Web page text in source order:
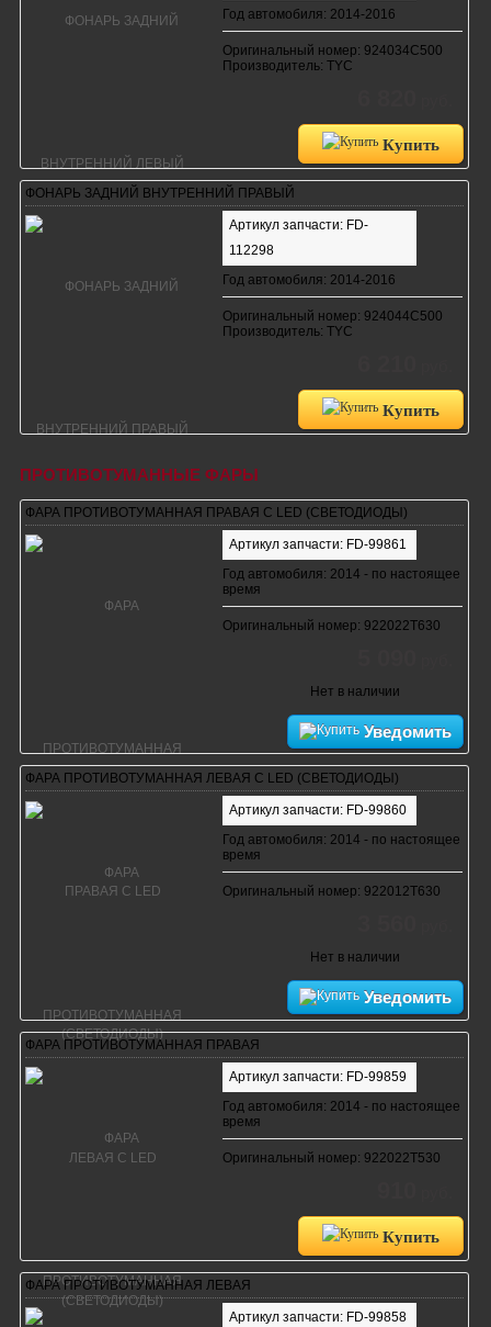
Год автомобиля: 2014-2016
Оригинальный номер: 924034C500
Производитель: TYC
Купить
ФОНАРЬ ЗАДНИЙ ВНУТРЕННИЙ ПРАВЫЙ
Артикул запчасти: FD-
112298
Год автомобиля: 2014-2016
Оригинальный номер: 924044C500
Производитель: TYC
Купить
ПРОТИВОТУМАННЫЕ ФАРЫ
ФАРА ПРОТИВОТУМАННАЯ ПРАВАЯ С LED (СВЕТОДИОДЫ)
Артикул запчасти: FD-99861
Год автомобиля: 2014 - по настоящее
время
Оригинальный номер: 922022T630
Нет в наличии
Уведомить
ФАРА ПРОТИВОТУМАННАЯ ЛЕВАЯ С LED (СВЕТОДИОДЫ)
Артикул запчасти: FD-99860
Год автомобиля: 2014 - по настоящее
время
Оригинальный номер: 922012T630
Нет в наличии
Уведомить
ФАРА ПРОТИВОТУМАННАЯ ПРАВАЯ
Артикул запчасти: FD-99859
Год автомобиля: 2014 - по настоящее
время
Оригинальный номер: 922022T530
Купить
ФАРА ПРОТИВОТУМАННАЯ ЛЕВАЯ
Артикул запчасти: FD-99858